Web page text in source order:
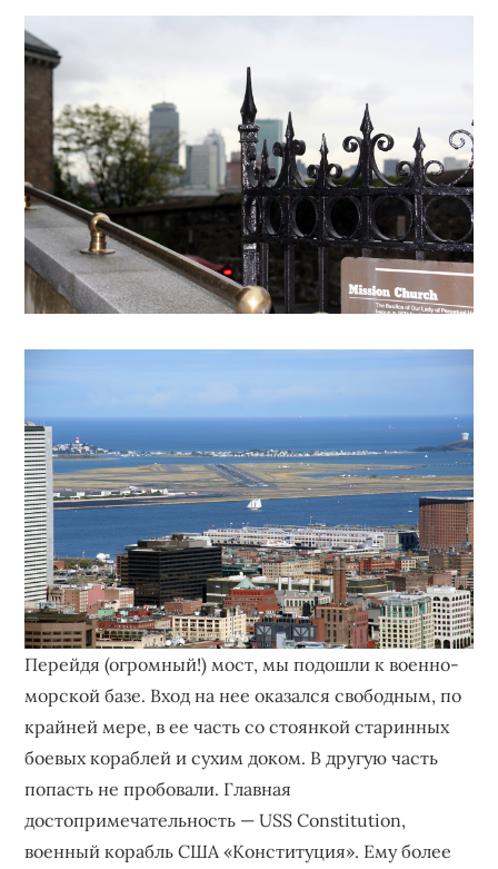
Перейдя (огромный!) мост, мы подошли к военно-
морской базе. Вход на нее оказался свободным, по
крайней мере, в ее часть со стоянкой старинных
боевых кораблей и сухим доком. В другую часть
попасть не пробовали. Главная
достопримечательность — USS Constitution,
военный корабль США «Конституция». Ему более